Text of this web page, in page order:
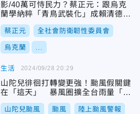
影/40萬可恃民力？蔡正元：跟烏克
蘭學納粹「青鳥武裝化」成賴清德的
蓋世太保
蔡正元 全社會防衛韌性委員會
烏克蘭
生活
山陀兒徘徊打轉變更強！颱風假關鍵
在「這天」 暴風圈擴全台雨量「紫
爆」
山陀兒颱風 颱風 陸上颱風警報
2024/09/28 20:29